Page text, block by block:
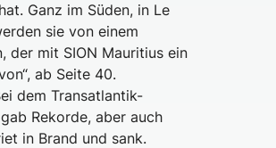
Ganz im Süden, in Le
sie von einem
der mit SION Mauritius ein
ab Seite 40.
dem Transatlantik-
Rekorde, aber auch
in Brand und sank.